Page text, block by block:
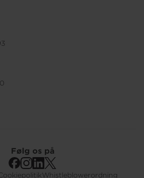
Whistleblowerordning
Følg os på